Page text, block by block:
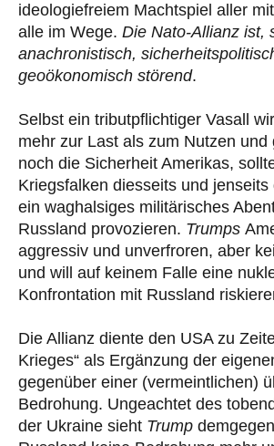
ideologiefreiem Machtspiel aller
alle im Wege. Die Nato-Allianz ist,
anachronistisch,
geoökonomisch störend.
Selbst ein tributpflichtiger Vasall
mehr zur Last als zum Nutzen und
noch die Sicherheit Amerikas,
Kriegsfalken diesseits und jenseits
ein waghalsiges militärisches
Russland provozieren. Trumps
aggressiv und unverfroren, aber
und will auf keinem Falle eine
Konfrontation mit Russland
Die Allianz diente den USA zu
Krieges“ als Ergänzung der
gegenüber einer (vermeintlichen)
Bedrohung. Ungeachtet des
der Ukraine sieht Trump